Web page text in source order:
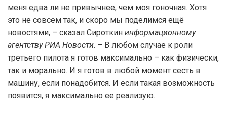
меня едва ли не привычнее, чем моя гоночная. Хотя
это не совсем так, и скоро мы поделимся ещё
новостями, – сказал Сироткин информационному
агентству РИА Новости. – В любом случае к роли
третьего пилота я готов максимально – как физически,
так и морально. И я готов в любой момент сесть в
машину, если понадобится. И если такая возможность
появится, я максимально ее реализую.